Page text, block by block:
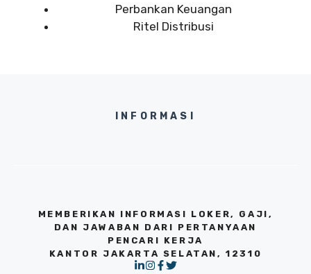
Perbankan Keuangan
Ritel Distribusi
INFORMASI
MEMBERIKAN INFORMASI LOKER, GAJI,
DAN JAWABAN DARI PERTANYAAN
PENCARI KERJA
KANTOR JAKARTA SELATAN, 12310